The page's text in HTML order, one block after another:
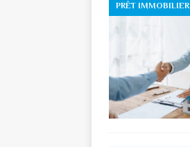
PRÊT IMMOBILIER